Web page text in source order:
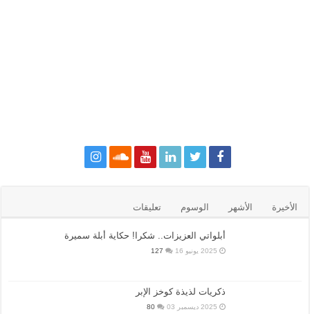
الأخيرة الأشهر الوسوم تعليقات
أبلواتي العزيزات.. شكرا! حكاية أبلة سميرة
2025 يونيو 16 127
ذكريات لذيذة كوخز الإبر
2025 ديسمبر 03 80